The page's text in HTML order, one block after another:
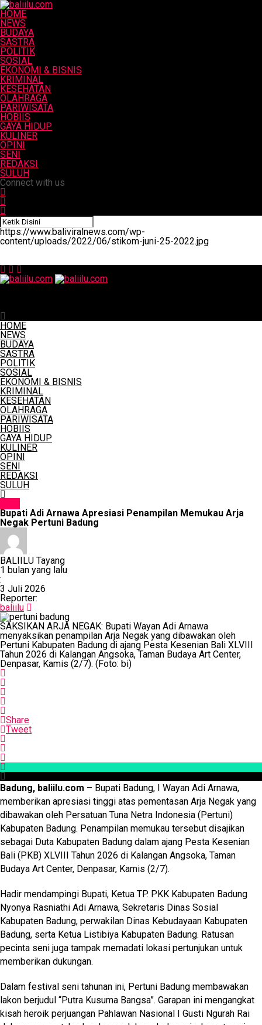
HOME
NEWS
BUDAYA
SASTRA
POLITIK
SOSIAL
EKONOMI & BISNIS
KRIMINAL
KESEHATAN
OLAHRAGA
PARIWISATA
HOBIIS
GAYA HIDUP
KULINER
OPINI
SENI
REDAKSI
SULUH
Connect with us
https://www.baliviralnews.com/wp-
content/uploads/2022/06/stikom-juni-25-2022.jpg
HOME
NEWS
BUDAYA
SASTRA
POLITIK
SOSIAL
EKONOMI & BISNIS
KRIMINAL
KESEHATAN
OLAHRAGA
PARIWISATA
HOBIIS
GAYA HIDUP
KULINER
OPINI
SENI
REDAKSI
SULUH
Bupati Adi Arnawa Apresiasi Penampilan Memukau Arja
Negak Pertuni Badung
BALIILU Tayang
1 bulan yang lalu
:
3 Juli 2026
Reporter:
baliilu
SAKSIKAN ARJA NEGAK: Bupati Wayan Adi Arnawa
menyaksikan penampilan Arja Negak yang dibawakan oleh
Pertuni Kabupaten Badung di ajang Pesta Kesenian Bali XLVIII
Tahun 2026 di Kalangan Angsoka, Taman Budaya Art Center,
Denpasar, Kamis (2/7). (Foto: bi)
Share
Tweet
Badung, baliilu.com – Bupati Badung, I Wayan Adi Arnawa,
memberikan apresiasi tinggi atas pementasan Arja Negak yang
dibawakan oleh Persatuan Tuna Netra Indonesia (Pertuni)
Kabupaten Badung. Penampilan memukau tersebut disajikan
sebagai Duta Kabupaten Badung dalam ajang Pesta Kesenian
Bali (PKB) XLVIII Tahun 2026 di Kalangan Angsoka, Taman
Budaya Art Center, Denpasar, Kamis (2/7).
Hadir mendampingi Bupati, Ketua TP. PKK Kabupaten Badung
Nyonya Rasniathi Adi Arnawa, Sekretaris Dinas Sosial
Kabupaten Badung, perwakilan Dinas Kebudayaan Kabupaten
Badung, serta Ketua Listibiya Kabupaten Badung. Ratusan
pecinta seni juga tampak memadati lokasi pertunjukan untuk
memberikan dukungan.
Dalam festival seni tahunan ini, Pertuni Badung membawakan
lakon berjudul “Putra Kusuma Bangsa”. Garapan ini mengangkat
kisah heroik perjuangan Pahlawan Nasional I Gusti Ngurah Rai